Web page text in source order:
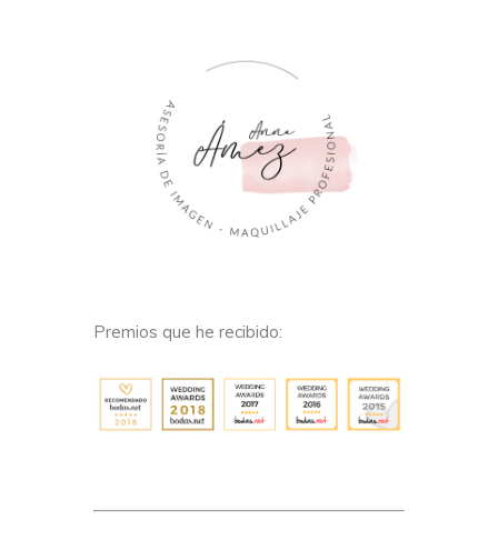
Premios que he recibido: